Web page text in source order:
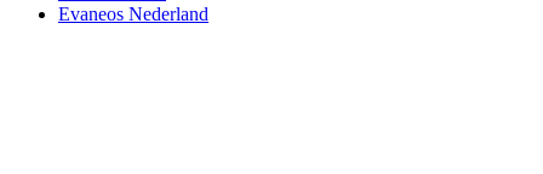
Evaneos Nederland